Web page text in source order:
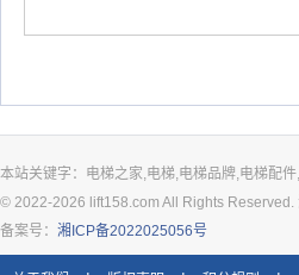
本站关键字：电梯之家,电梯,电梯品牌,电梯配
© 2022-2026 lift158.com All Rights Reserved.
备案号： 湘ICP备2022025056号